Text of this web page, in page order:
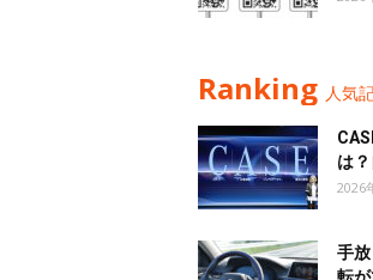
Ranking 人気
は
2026
手